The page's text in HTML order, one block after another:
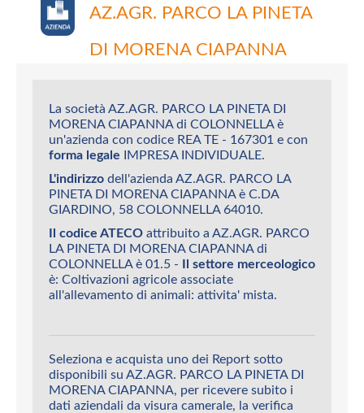
AZ.AGR. PARCO LA PINETA
DI MORENA CIAPANNA
La società AZ.AGR. PARCO LA PINETA DI
MORENA CIAPANNA di COLONNELLA è
un'azienda con codice REA TE - 167301 e con
forma legale IMPRESA INDIVIDUALE.
L'indirizzo dell'azienda AZ.AGR. PARCO LA
PINETA DI MORENA CIAPANNA è C.DA
GIARDINO, 58 COLONNELLA 64010.
Il codice ATECO attribuito a AZ.AGR. PARCO
LA PINETA DI MORENA CIAPANNA di
COLONNELLA è 01.5 - Il settore merceologico
è: Coltivazioni agricole associate
all'allevamento di animali: attivita' mista.
Seleziona e acquista uno dei Report sotto
disponibili su AZ.AGR. PARCO LA PINETA DI
MORENA CIAPANNA, per ricevere subito i
dati aziendali da visura camerale, la verifica